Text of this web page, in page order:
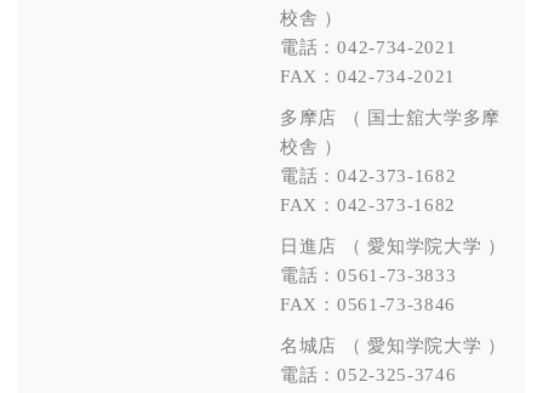
校舎 ）
電話：042-734-2021
FAX：042-734-2021
多摩店 （ 国士舘大学多摩
校舎 ）
電話：042-373-1682
FAX：042-373-1682
日進店 （ 愛知学院大学 ）
電話：0561-73-3833
FAX：0561-73-3846
名城店 （ 愛知学院大学 ）
電話：052-325-3746